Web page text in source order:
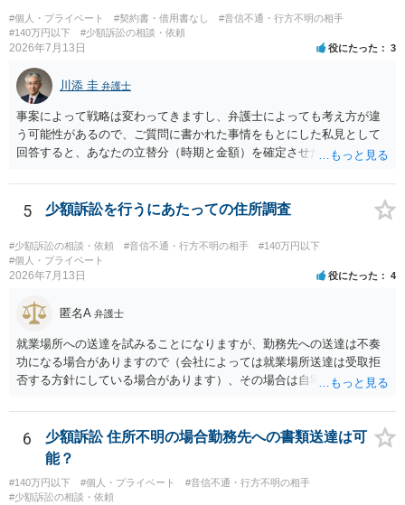
#個人・プライベート #契約書・借用書なし
#音信不通・行方不明の相手
#140万円以下
#少額訴訟の相談・依頼
2026年7月13日 役にたった 3
川添 圭 弁護士
事案によって戦略は変わってきますし、弁護士によっても考え方が違
う可能性があるので、ご質問に書かれた事情をもとにした私見として
回答すると、あなたの立替分（時期と金額）を確定させた上で、淡々
と、もし異議申立てがなされる可能性が高そうであれば時間の浪費
（通常訴訟へ移行する日数分空転する）になりますし、支払督促及び
に相手方が遠方である場合は）対応が面倒な場合があるからです。相
手方の主張については、和解で減額を考慮すればよいと思います。 な
お、残念ながら、「連絡も返ってこず、返済の目処も立たずで精神的
せん。
5 少額訴訟を行うにあたっての住所調査
#少額訴訟の相談・依頼 #音信不通・行方不明の相手
#140万円以下
#個人・プライベート
2026年7月13日 役にたった 4
匿名A 弁護士
就業場所への送達を試みることになりますが、勤務先への送達は不奏
功になる場合がありますので（会社によっては就業場所送達は受取拒
否する方針にしている場合があります）、その場合は自宅の住所調査
6
少額訴訟 住所不明の場合勤務先への書類送達は可
能？
#140万円以下 #個人・プライベート
#音信不通・行方不明の相手
#少額訴訟の相談・依頼